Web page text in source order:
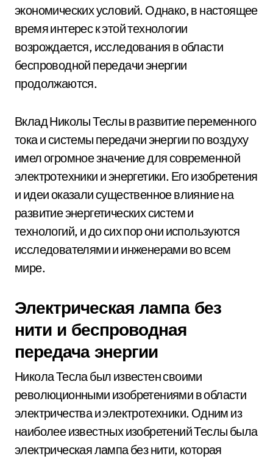
экономических условий. Однако, в настоящее
время интерес к этой технологии
возрождается, исследования в области
беспроводной передачи энергии
продолжаются.
Вклад Николы Теслы в развитие переменного
тока и системы передачи энергии по воздуху
имел огромное значение для современной
электротехники и энергетики. Его изобретения
и идеи оказали существенное влияние на
развитие энергетических систем и
технологий, и до сих пор они используются
исследователями и инженерами во всем
мире.
Электрическая лампа без
нити и беспроводная
передача энергии
Никола Тесла был известен своими
революционными изобретениями в области
электричества и электротехники. Одним из
наиболее известных изобретений Теслы была
электрическая лампа без нити, которая